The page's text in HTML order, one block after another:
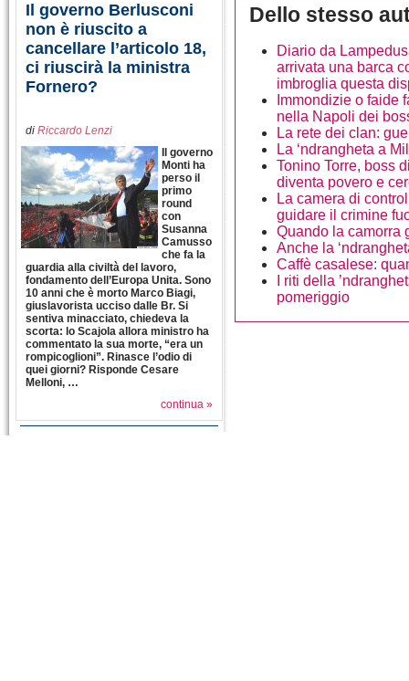
Il governo Berlusconi
non è riuscito a
cancellare l’articolo 18,
ci riuscirà la ministra
Fornero?
di Riccardo Lenzi
Il governo
Monti ha
perso il
primo
round
con
Susanna
Camusso
che fa la
guardia alla civiltà del lavoro,
fondamento dell’Europa Unita. Sono
10 anni che è morto Marco Biagi,
giuslavorista ucciso dalle Br. Si
sentiva minacciato, chiedeva la
scorta: lo Scajola allora ministro ha
commentato la sua morte, “era un
rompicoglioni”. Rinasce l’odio di
quei giorni? Risponde Cesare
Melloni, …
continua »
Dello stesso
Diario da
arrivata una barca
imbroglia questa
Immondizie o faide
nella Napoli dei
La rete dei clan:
La ‘ndrangheta a
Tonino Torre, boss
diventa povero e
La camera di
guidare il crimine
Quando la camorra
Anche la
Caffè casalese:
I riti della
pomeriggio